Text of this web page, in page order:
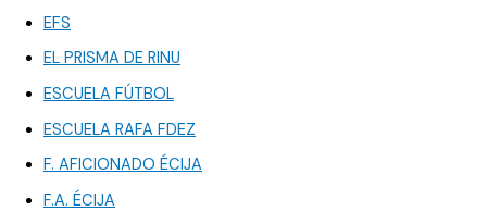
EFS
EL PRISMA DE RINU
ESCUELA FÚTBOL
ESCUELA RAFA FDEZ
F. AFICIONADO ÉCIJA
F.A. ÉCIJA